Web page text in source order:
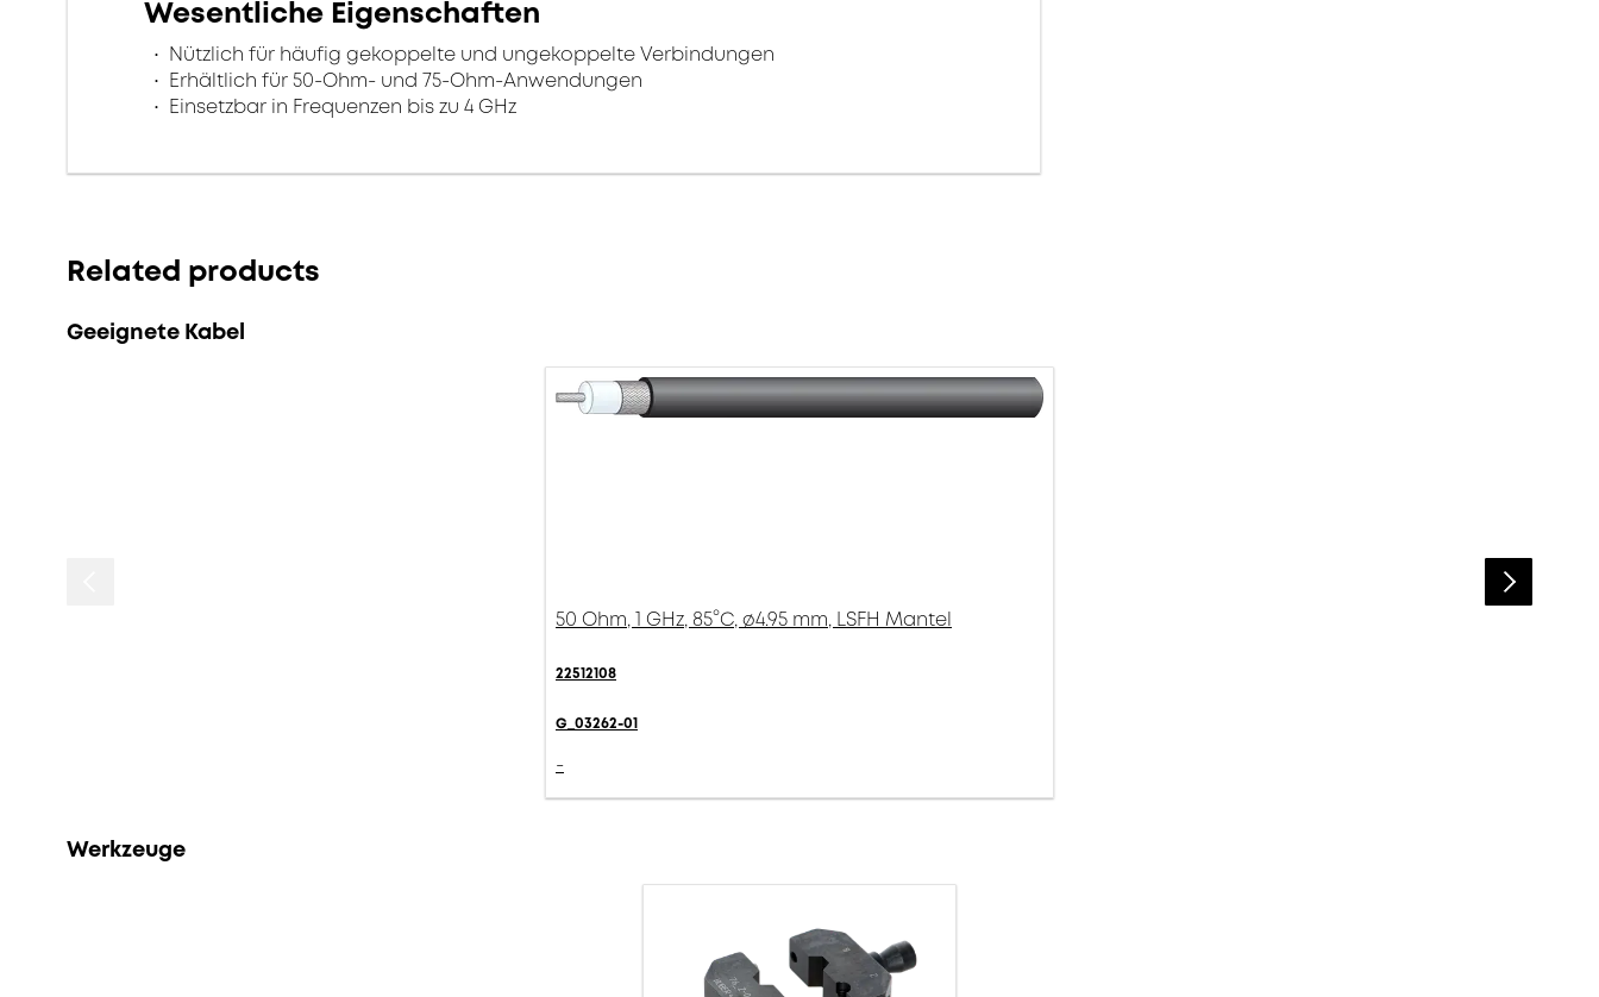
Wesentliche Eigenschaften
Nützlich für häufig gekoppelte und ungekoppelte Verbindungen
Erhältlich für 50-Ohm- und 75-Ohm-Anwendungen
Einsetzbar in Frequenzen bis zu 4 GHz
Related products
Geeignete Kabel
50 Ohm, 1 GHz, 85°C, ø4.95 mm, LSFH Mantel
22512108
G_03262-01
-
Werkzeuge